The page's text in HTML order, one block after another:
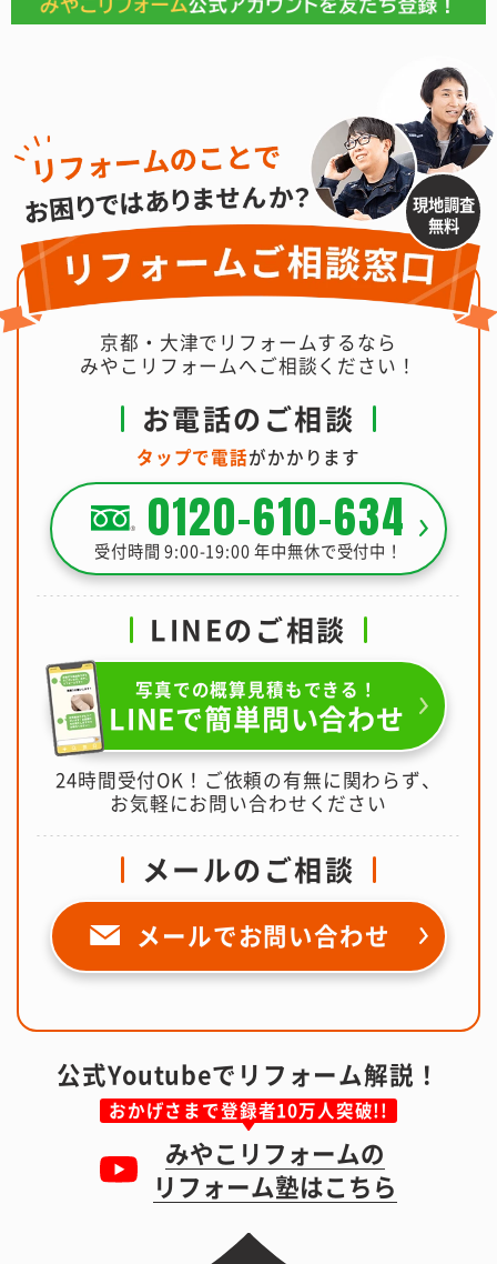
現地調査
無料
京都・大津でリフォームするなら
みやこリフォームへご相談ください！
お電話のご相談
タップで電話がかかります
0120-610-634
受付時間 9:00-19:00 年中無休で受付中！
LINEのご相談
写真での概算見積もできる！
LINEで簡単問い合わせ
24時間受付OK！ご依頼の有無に関わらず、
お気軽にお問い合わせください
メールのご相談
メールでお問い合わせ
公式Youtubeでリフォーム解説！
おかげさまで登録者10万人突破!!
みやこリフォームの
リフォーム塾はこちら